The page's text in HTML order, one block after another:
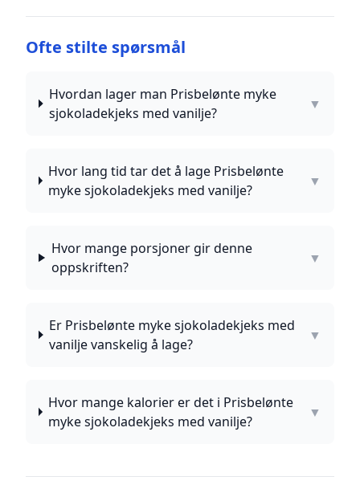
Ofte stilte spørsmål
Hvordan lager man Prisbelønte myke
sjokoladekjeks med vanilje?
▼
Hvor lang tid tar det å lage Prisbelønte
myke sjokoladekjeks med vanilje?
▼
Hvor mange porsjoner gir denne
oppskriften?
▼
Er Prisbelønte myke sjokoladekjeks med
vanilje vanskelig å lage?
▼
Hvor mange kalorier er det i Prisbelønte
myke sjokoladekjeks med vanilje?
▼